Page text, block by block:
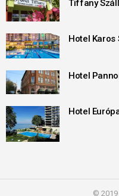
Tiffany
Hotel Karos
Hotel
Hotel
© 2019